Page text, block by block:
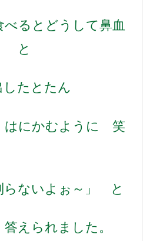
べるとどうして鼻血
と
たとたん
にかむように 笑
らないよぉ～」 と
えられました。